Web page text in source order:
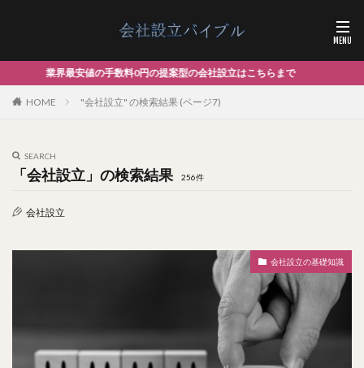
提案型の会社設立はこちらまで
HOME "会社設立" の検索結果 (ページ7)
SEARCH
「会社設立」の検索結果 256件
会社設立
会社設立の基礎知識